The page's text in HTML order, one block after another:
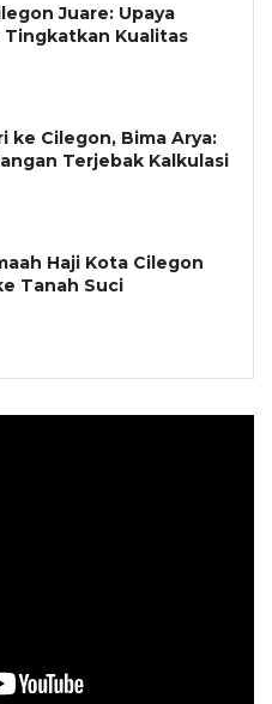
Juare: Upaya
Kualitas
ke Cilegon, Bima Arya:
Terjebak Kalkulasi
Haji Kota Cilegon
Tanah Suci